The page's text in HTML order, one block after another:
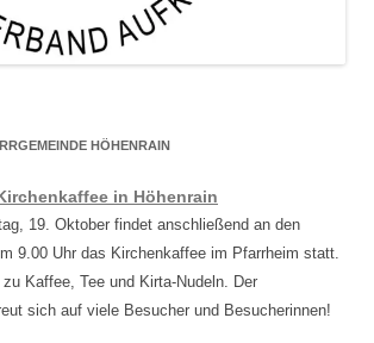
HÖHENRAIN
in Höhenrain
19. Oktober findet anschließend an den
9.00 Uhr das Kirchenkaffee im Pfarrheim statt.
Kaffee, Tee und Kirta-Nudeln. Der
sich auf viele Besucher und Besucherinnen!